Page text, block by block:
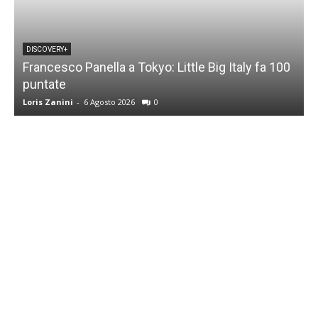
DISCOVERY+
Francesco Panella a Tokyo: Little Big Italy fa 100
puntate
Loris Zanini - 6 Agosto 2026 0